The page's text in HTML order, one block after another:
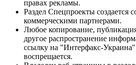
правах рекламы.
Раздел Спецпроекты создается
коммерческими партнерами.
Любое копирование,
другое распространение
ссылку на "Интерфакс-
воспрещается.